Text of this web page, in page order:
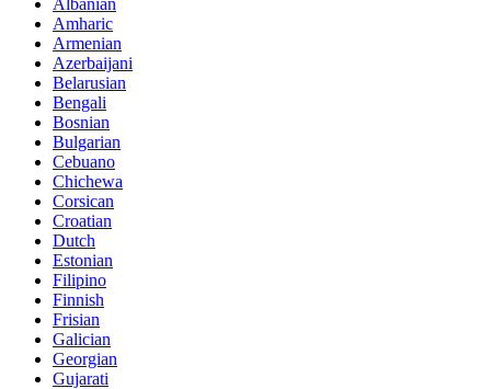
Albanian
Amharic
Armenian
Azerbaijani
Belarusian
Bengali
Bosnian
Bulgarian
Cebuano
Chichewa
Corsican
Croatian
Dutch
Estonian
Filipino
Finnish
Frisian
Galician
Georgian
Gujarati